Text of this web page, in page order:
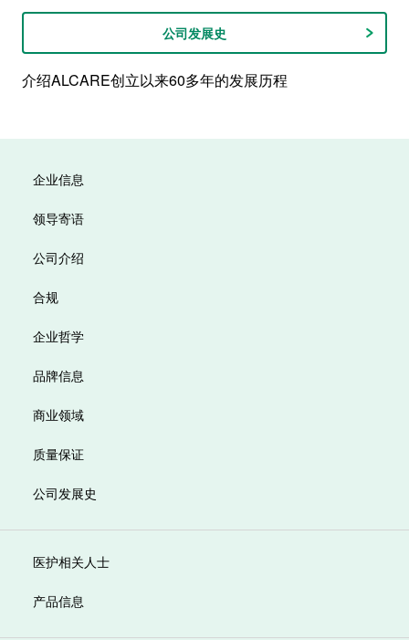
公司发展史
介绍ALCARE创立以来60多年的发展历程
企业信息
领导寄语
公司介绍
合规
企业哲学
品牌信息
商业领域
质量保证
公司发展史
医护相关人士
产品信息